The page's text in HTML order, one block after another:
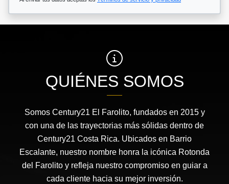
QUIÉNES SOMOS
Somos Century21 El Farolito, fundados en 2015 y
con una de las trayectorias más sólidas dentro de
Century21 Costa Rica. Ubicados en Barrio
Escalante, nuestro nombre honra la icónica Rotonda
del Farolito y refleja nuestro compromiso en guiar a
cada cliente hacia su mejor inversión.